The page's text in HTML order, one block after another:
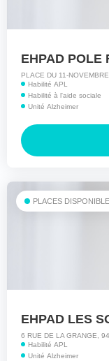
PLACE DU 11-
Habilité APL
Habilité à l'aide sociale
Unité Alzheimer
PLACES
EHPAD LES
6 RUE DE LA GRANGE,
Habilité APL
Unité Alzheimer